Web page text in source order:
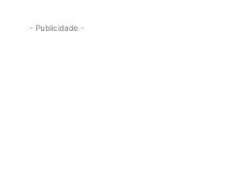
- Publicidade -